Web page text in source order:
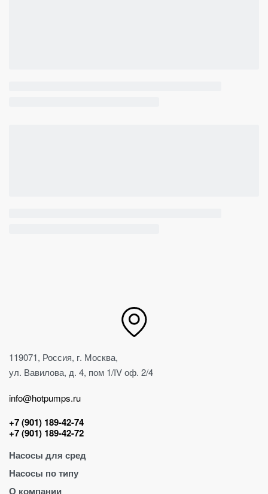
119071, Россия, г. Москва,
ул. Вавилова, д. 4, пом 1/IV оф. 2/4
info@hotpumps.ru
+7 (901) 189-42-74
+7 (901) 189-42-72
Насосы для сред
Для абразива
Для воды
Насосы по типу
О компании